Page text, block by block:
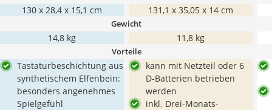
130 x 28,4 x 15,1 cm 131,1 x 35,05 x 14 cm
Gewicht
14,8 kg 11,8 kg
Vorteile
Tastaturbeschichtung aus
synthetischem Elfenbein:
besonders angenehmes
Spielgefühl
kann mit Netzteil oder 6
D-Batterien betrieben
werden
inkl. Drei-Monats-